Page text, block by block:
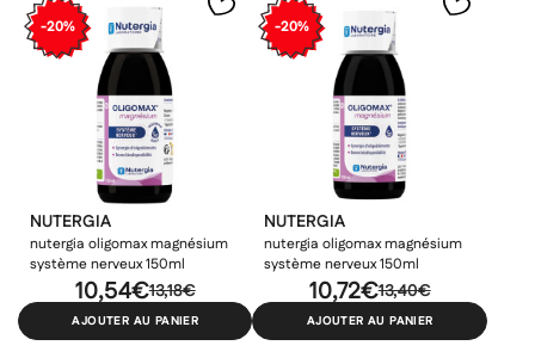
-20%
NUTERGIA
nutergia oligomax magnésium
système nerveux 150ml
13,18€
10,54€
AJOUTER AU PANIER
-20%
NUTERGIA
nutergia oligomax magnésium
système nerveux 150ml
13,40€
10,72€
AJOUTER AU PANIER